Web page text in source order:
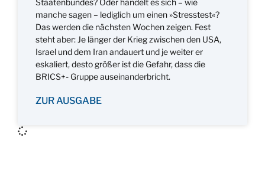
Staatenbundes? Oder handelt es sich – wie
manche sagen – lediglich um einen »Stresstest«?
Das werden die nächsten Wochen zeigen. Fest
steht aber: Je länger der Krieg zwischen den USA,
Israel und dem Iran andauert und je weiter er
eskaliert, desto größer ist die Gefahr, dass die
BRICS+- Gruppe auseinanderbricht.
ZUR AUSGABE